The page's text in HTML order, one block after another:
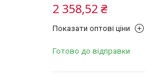
2 358,52 ₴
Показати оптові ціни
Готово до відправки